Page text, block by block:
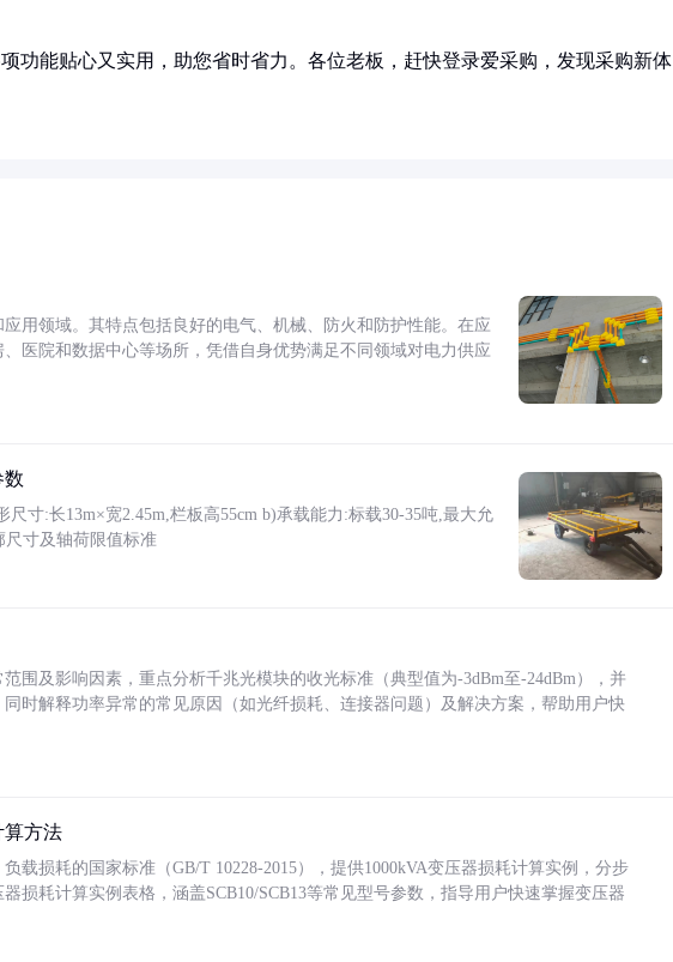
功能贴心又实用，助您省时省力。各位老板，赶快登录爱采购，发现采购新体
用领域。其特点包括良好的电气、机械、防火和防护性能。在应
医院和数据中心等场所，凭借自身优势满足不同领域对电力供应
数
寸:长13m×宽2.45m,栏板高55cm b)承载能力:标载30-35吨,最大允
尺寸及轴荷限值标准
围及影响因素，重点分析千兆光模块的收光标准（典型值为-3dBm至-24dBm），并
时解释功率异常的常见原因（如光纤损耗、连接器问题）及解决方案，帮助用户快
算方法
载损耗的国家标准（GB/T 10228-2015），提供1000kVA变压器损耗计算实例，分步
损耗计算实例表格，涵盖SCB10/SCB13等常见型号参数，指导用户快速掌握变压器